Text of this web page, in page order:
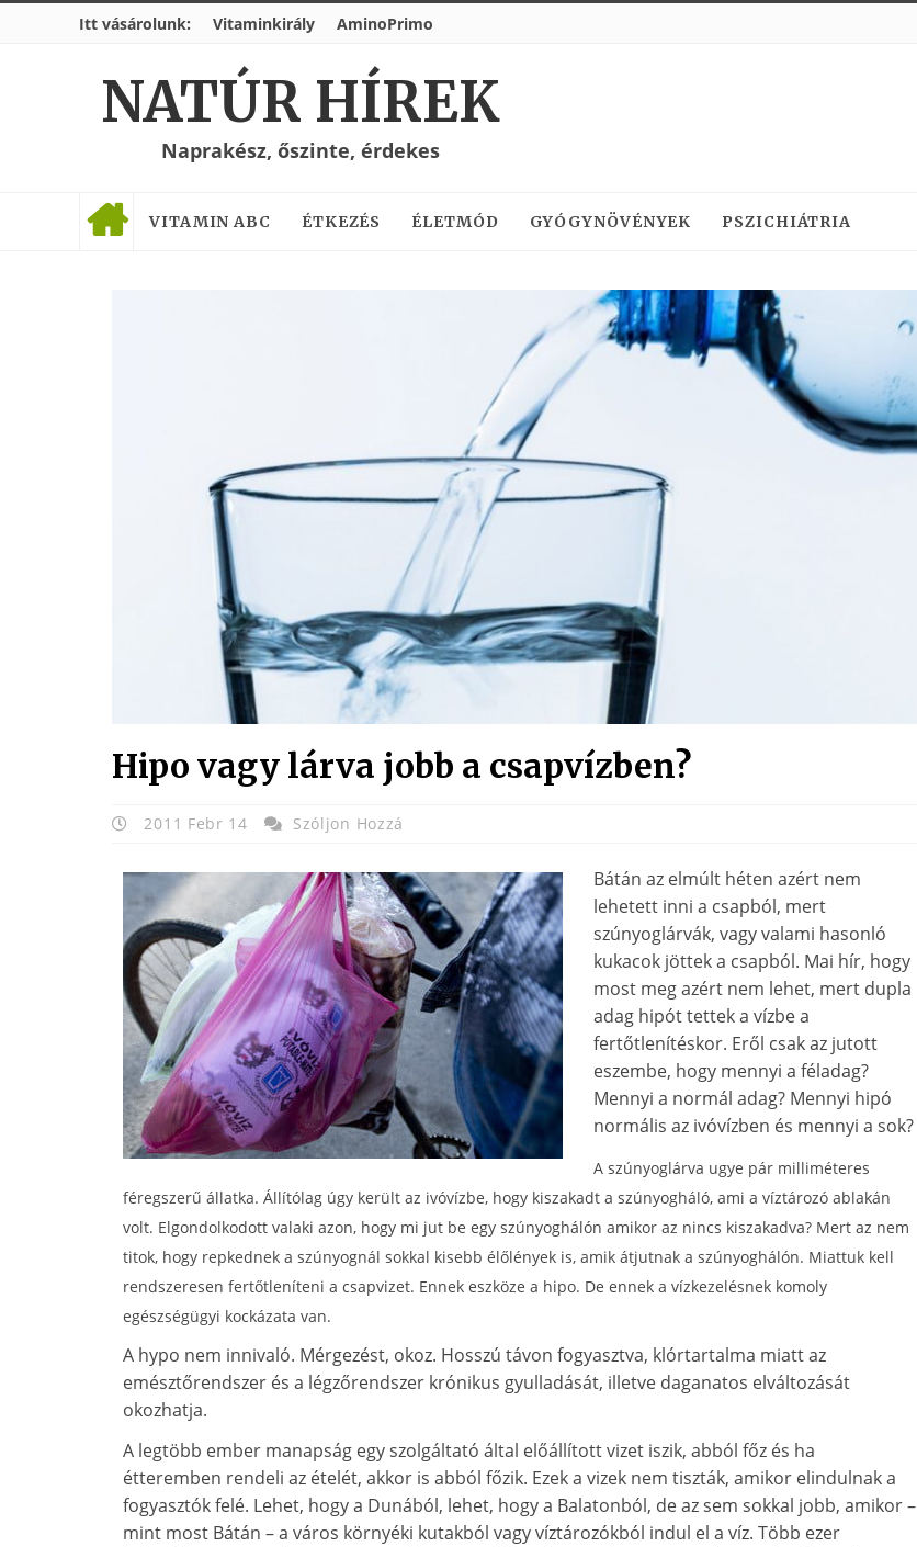
Itt vásárolunk: Vitaminkirály AminoPrimo
NATÚR HÍREK
Naprakész, őszinte, érdekes
VITAMIN ABC ÉTKEZÉS ÉLETMÓD GYÓGYNÖVÉNYEK PSZICHIÁTRIA
Hipo vagy lárva jobb a csapvízben?
2011 Febr 14 Szóljon Hozzá
Bátán az elmúlt héten azért nem
lehetett inni a csapból, mert
szúnyoglárvák, vagy valami hasonló
kukacok jöttek a csapból. Mai hír, hogy
most meg azért nem lehet, mert dupla
adag hipót tettek a vízbe a
fertőtlenítéskor. Eről csak az jutott
eszembe, hogy mennyi a féladag?
Mennyi a normál adag? Mennyi hipó
normális az ivóvízben és mennyi a sok?
A szúnyoglárva ugye pár milliméteres
féregszerű állatka. Állítólag úgy került az ivóvízbe, hogy kiszakadt a szúnyogháló, ami a víztározó ablakán
volt. Elgondolkodott valaki azon, hogy mi jut be egy szúnyoghálón amikor az nincs kiszakadva? Mert az nem
titok, hogy repkednek a szúnyognál sokkal kisebb élőlények is, amik átjutnak a szúnyoghálón. Miattuk kell
rendszeresen fertőtleníteni a csapvizet. Ennek eszköze a hipo. De ennek a vízkezelésnek komoly
egészségügyi kockázata van.
A hypo nem innivaló. Mérgezést, okoz. Hosszú távon fogyasztva, klórtartalma miatt az
emésztőrendszer és a légzőrendszer krónikus gyulladását, illetve daganatos elváltozását
okozhatja.
A legtöbb ember manapság egy szolgáltató által előállított vizet iszik, abból főz és ha
étteremben rendeli az ételét, akkor is abból főzik. Ezek a vizek nem tiszták, amikor elindulnak a
fogyasztók felé. Lehet, hogy a Dunából, lehet, hogy a Balatonból, de az sem sokkal jobb, amikor –
mint most Bátán – a város környéki kutakból vagy víztározókból indul el a víz. Több ezer